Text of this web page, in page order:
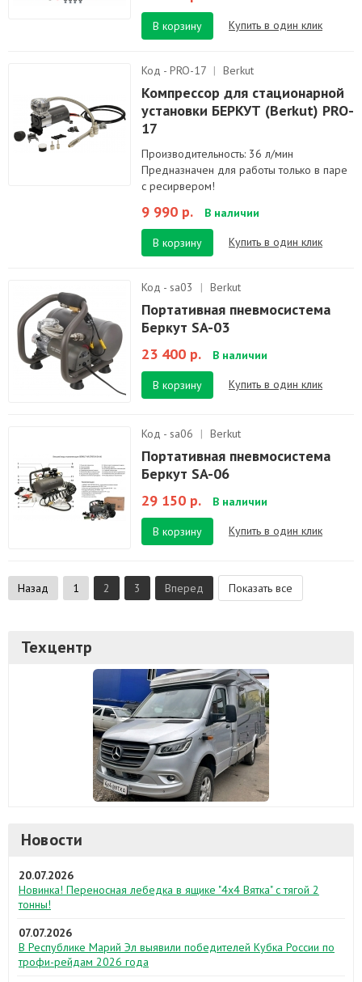
В корзину Купить в один клик
Код - PRO-17 | Berkut
Компрессор для стационарной
установки БЕРКУТ (Berkut) PRO-
17
Производительность: 36 л/мин
Предназначен для работы только в паре
с ресирвером!
9 990 р. В наличии
В корзину Купить в один клик
Код - sa03 | Berkut
Портативная пневмосистема
Беркут SA-03
23 400 р.
В наличии
В корзину Купить в один клик
Код - sa06 | Berkut
Портативная пневмосистема
Беркут SA-06
29 150 р.
В наличии
В корзину Купить в один клик
Назад 1 2 3 Вперед Показать все
Техцентр
Новости
20.07.2026
Новинка! Переносная лебедка в ящике "4х4 Вятка" с тягой 2
тонны!
07.07.2026
В Республике Марий Эл выявили победителей Кубка России по
трофи-рейдам 2026 года